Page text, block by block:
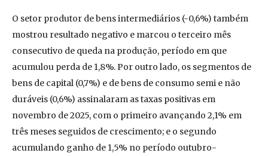
O setor produtor de bens intermediários (-0,6%) também
mostrou resultado negativo e marcou o terceiro mês
consecutivo de queda na produção, período em que
acumulou perda de 1,8%. Por outro lado, os segmentos de
bens de capital (0,7%) e de bens de consumo semi e não
duráveis (0,6%) assinalaram as taxas positivas em
novembro de 2025, com o primeiro avançando 2,1% em
três meses seguidos de crescimento; e o segundo
acumulando ganho de 1,5% no período outubro-